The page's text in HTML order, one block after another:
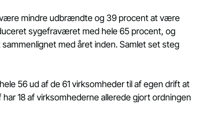
mindre udbrændte og 39 procent at være
sygefraværet med hele 65 procent, og
med året inden. Samlet set steg
56 ud af de 61 virksomheder til af egen drift at
18 af virksomhederne allerede gjort ordningen